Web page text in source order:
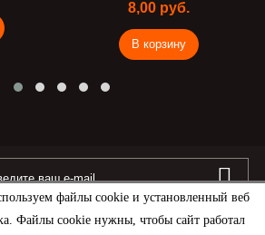
файлы cookie и установленный веб
Файлы cookie нужны, чтобы сайт работал
В корзину